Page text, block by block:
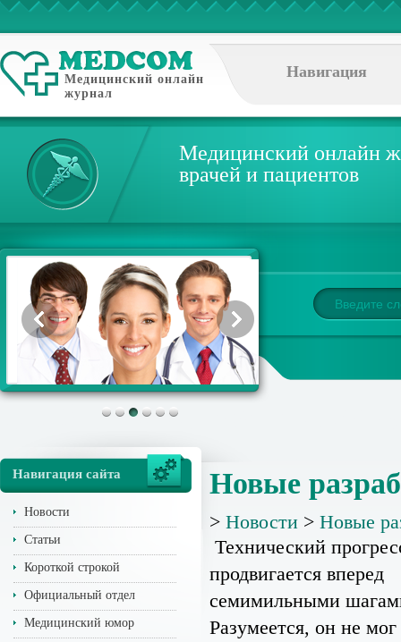
Медицинский онлайн
журнал
Навигация
Медицинский онлайн
врачей и пациентов
Навигация сайта
Новости
Статьи
Короткой строкой
Официальный отдел
Медицинский юмор
Новые
> Новости > Новые
Технический
продвигается вперед
семимильными
Разумеется, он не